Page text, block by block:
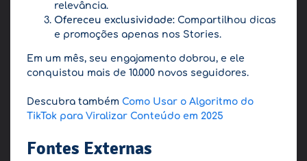
relevância.
Ofereceu exclusividade: Compartilhou dicas
e promoções apenas nos Stories.
Em um mês, seu engajamento dobrou, e ele
conquistou mais de 10.000 novos seguidores.
Descubra também Como Usar o Algoritmo do
TikTok para Viralizar Conteúdo em 2025
Fontes Externas